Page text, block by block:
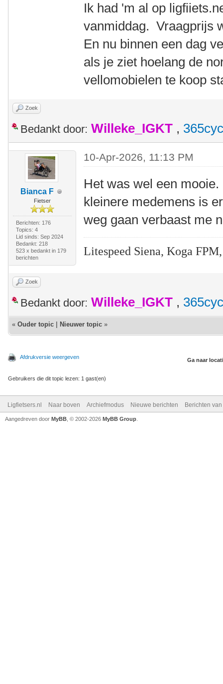
Ik had 'm al op
vanmiddag. Vraagprijs
En nu binnen een dag
als je ziet hoelang de
vellomobielen te koop
Zoek
Bedankt door: Willeke_IGKT ,
Bianca F
Fietser
Berichten: 176
Topics: 4
Lid sinds: Sep 2024
Bedankt: 218
523 x bedankt in 179
berichten
10-Apr-2026, 11:13 PM
Het was wel een
kleinere medemens is
weg gaan verbaast me
Litespeed Siena, Koga
Zoek
Bedankt door: Willeke_IGKT ,
« Ouder topic Nieuwer topic »
Afdrukversie weergeven Ga naar
Gebruikers die dit topic lezen: 1 gast(en)
Ligfietsers.nl Naar boven Archiefmodus Nieuwe berichten Berichten
Aangedreven door MyBB , © 2002-2026 MyBB Group